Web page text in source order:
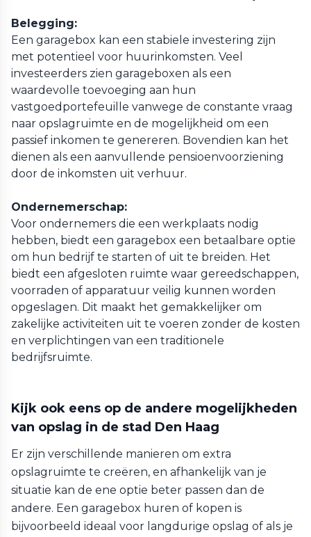
Belegging:
Een garagebox kan een stabiele investering zijn
met potentieel voor huurinkomsten. Veel
investeerders zien garageboxen als een
waardevolle toevoeging aan hun
vastgoedportefeuille vanwege de constante vraag
naar opslagruimte en de mogelijkheid om een
passief inkomen te genereren. Bovendien kan het
dienen als een aanvullende pensioenvoorziening
door de inkomsten uit verhuur.
Ondernemerschap:
Voor ondernemers die een werkplaats nodig
hebben, biedt een garagebox een betaalbare optie
om hun bedrijf te starten of uit te breiden. Het
biedt een afgesloten ruimte waar gereedschappen,
voorraden of apparatuur veilig kunnen worden
opgeslagen. Dit maakt het gemakkelijker om
zakelijke activiteiten uit te voeren zonder de kosten
en verplichtingen van een traditionele
bedrijfsruimte.
Kijk ook eens op de andere mogelijkheden
van opslag in de stad Den Haag
Er zijn verschillende manieren om extra
opslagruimte te creëren, en afhankelijk van je
situatie kan de ene optie beter passen dan de
andere. Een garagebox huren of kopen is
bijvoorbeeld ideaal voor langdurige opslag of als je